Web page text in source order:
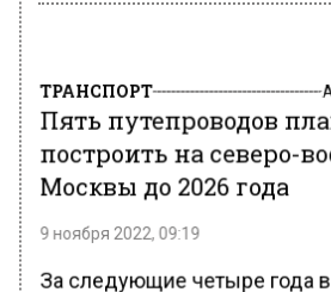
ТРАНСПОРТ
Пять путепроводов
построить на северо-
Москвы до 2026 года
9 ноября 2022, 09:19
За следующие четыре года